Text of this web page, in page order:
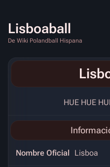
Lisboaball
De Wiki Polandball Hispana
HUE HUE
Nombre Oficial Lisboa